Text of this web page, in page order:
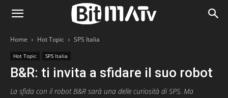
Home Hot Topic SPS Italia
Hot Topic SPS Italia
B&R: ti invita a sfidare il suo robot
La sfida con il robot B&R sarà una delle curiosità di SPS. Ma